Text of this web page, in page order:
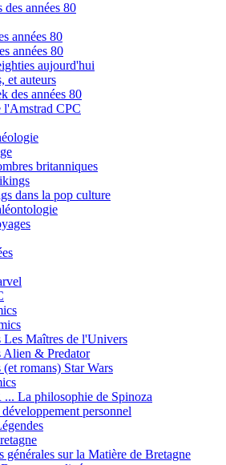
des années 80
années 80
années 80
aujourd'hui
et auteurs
des années 80
l'Amstrad CPC
britanniques
dans la pop culture
Les Maîtres de l'Univers
Alien & Predator
romans) Star Wars
La philosophie de Spinoza
personnel
générales sur la Matière de Bretagne